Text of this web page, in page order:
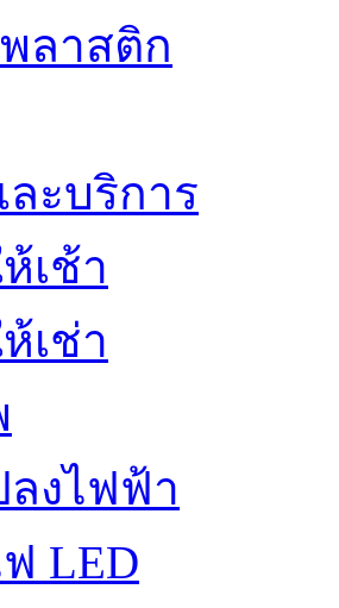
ลาสติก
ะบริการ
เช้า
เช่า
งไฟฟ้า
LED